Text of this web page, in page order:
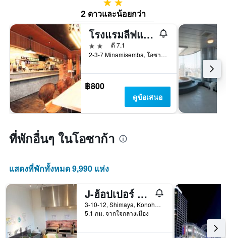
2 ดาว
2 ดาวและน้อยกว่า
โรงแรมลีฟแม็กซ์ ชินไซบาชิ อีสต์
2 ดาว
ดี 7.1
2-3-7 Minamisemba, โอซาก้า, ญี่ปุ่น
฿800
ดูข้อเสนอ
ที่พักอื่นๆ ในโอซาก้า
แสดงที่พักทั้งหมด 9,990 แห่ง
J-ฮ้อปเปอร์ โอซาก้า ยูนิเวอร์ซัล - โฮสเทล
3-10-12, Shimaya, Konohana-ku, โอซาก้า, ญี่ปุ่น
5.1 กม. จากใจกลางเมือง